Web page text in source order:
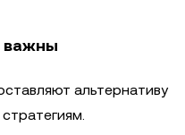
важны
альтернативу